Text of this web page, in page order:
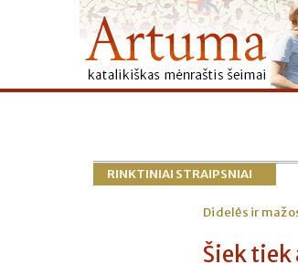
RINKTINIAI STRAIPSNIAI
Didelės ir
Šiek